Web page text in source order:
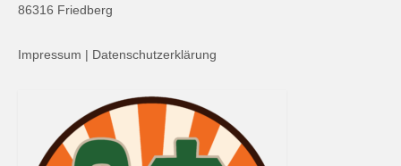
86316 Friedberg
Impressum | Datenschutzerklärung